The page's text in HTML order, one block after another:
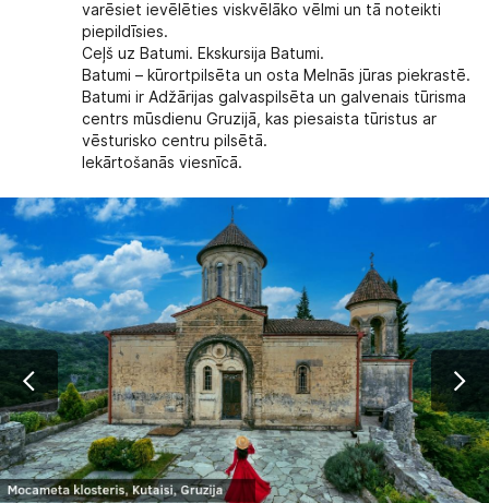
varēsiet ievēlēties viskvēlāko vēlmi un tā noteikti
piepildīsies.
Ceļš uz Batumi. Ekskursija Batumi.
Batumi – kūrortpilsēta un osta Melnās jūras piekrastē.
Batumi ir Adžārijas galvaspilsēta un galvenais tūrisma
centrs mūsdienu Gruzijā, kas piesaista tūristus ar
vēsturisko centru pilsētā.
Iekārtošanās viesnīcā.